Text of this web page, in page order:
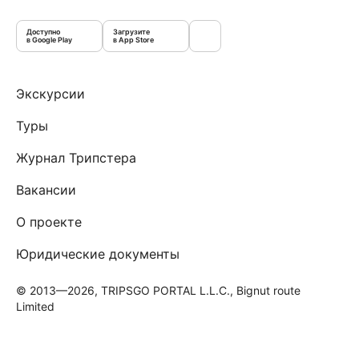
Доступно
в Google Play
Загрузите
в App Store
Экскурсии
Туры
Журнал Трипстера
Вакансии
О проекте
Юридические документы
© 2013—2026, TRIPSGO PORTAL L.L.C., Bignut route
Limited